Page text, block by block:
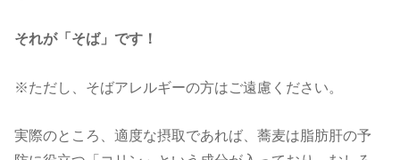
それが「そば」です！
※ただし、そばアレルギーの方はご遠慮ください。
実際のところ、適度な摂取であれば、蕎麦は脂肪肝の予